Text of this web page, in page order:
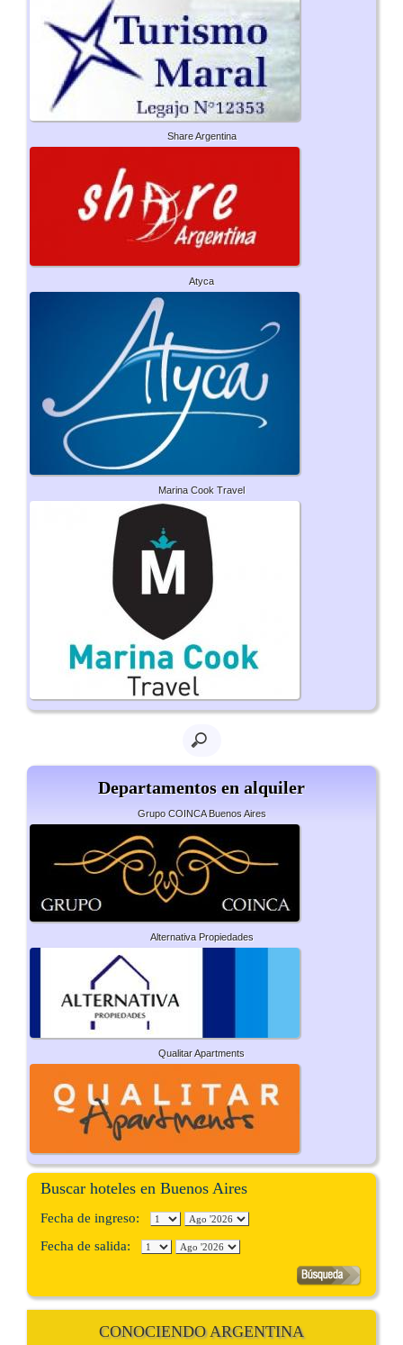
Share Argentina
Atyca
Marina Cook Travel
Departamentos en alquiler
Grupo COINCA Buenos Aires
Alternativa Propiedades
Qualitar Apartments
Buscar hoteles en Buenos Aires
Fecha de ingreso:
Fecha de salida:
CONOCIENDO ARGENTINA